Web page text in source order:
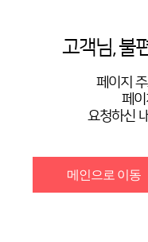
고객님, 불
페이지
페
요청하신
메인으로 이동